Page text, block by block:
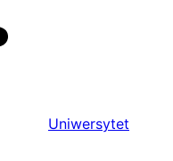
Uniwersytet